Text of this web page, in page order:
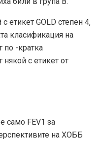
етикет GOLD степен 4,
класификация на
по -кратка
с етикет от
само FEV1 за
на ХОББ